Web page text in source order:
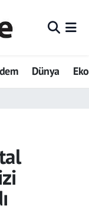
Dünya